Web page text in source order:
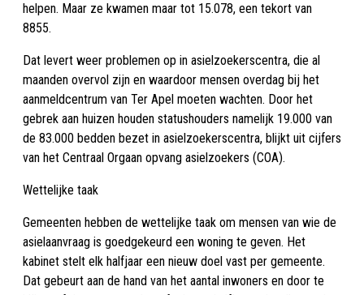
helpen. Maar ze kwamen maar tot 15.078, een tekort van
8855.
Dat levert weer problemen op in asielzoekerscentra, die al
maanden overvol zijn en waardoor mensen overdag bij het
aanmeldcentrum van Ter Apel moeten wachten. Door het
gebrek aan huizen houden statushouders namelijk 19.000 van
de 83.000 bedden bezet in asielzoekerscentra, blijkt uit cijfers
van het Centraal Orgaan opvang asielzoekers (COA).
Wettelijke taak
Gemeenten hebben de wettelijke taak om mensen van wie de
asielaanvraag is goedgekeurd een woning te geven. Het
kabinet stelt elk halfjaar een nieuw doel vast per gemeente.
Dat gebeurt aan de hand van het aantal inwoners en door te